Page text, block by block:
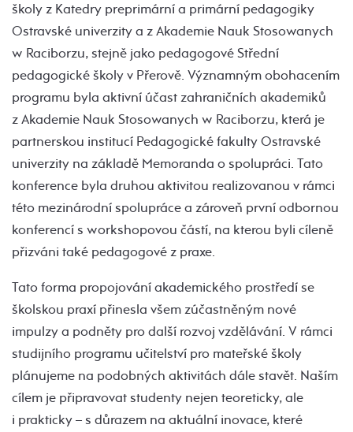
školy z Katedry preprimární a primární pedagogiky
Ostravské univerzity a z Akademie Nauk Stosowanych
w Raciborzu, stejně jako pedagogové Střední
pedagogické školy v Přerově. Významným obohacením
programu byla aktivní účast zahraničních akademiků
z Akademie Nauk Stosowanych w Raciborzu, která je
partnerskou institucí Pedagogické fakulty Ostravské
univerzity na základě Memoranda o spolupráci. Tato
konference byla druhou aktivitou realizovanou v rámci
této mezinárodní spolupráce a zároveň první odbornou
konferencí s workshopovou částí, na kterou byli cíleně
přizváni také pedagogové z praxe.
Tato forma propojování akademického prostředí se
školskou praxí přinesla všem zúčastněným nové
impulzy a podněty pro další rozvoj vzdělávání. V rámci
studijního programu učitelství pro mateřské školy
plánujeme na podobných aktivitách dále stavět. Naším
cílem je připravovat studenty nejen teoreticky, ale
i prakticky – s důrazem na aktuální inovace, které